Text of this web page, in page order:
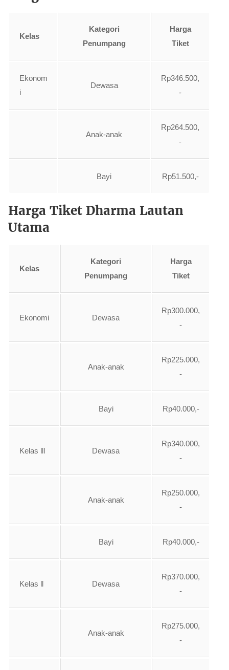
Kelas
Kategori
Penumpang
Harga
Tiket
Ekonom
i
Dewasa
Rp346.500,
-
Anak-anak
Rp264.500,
-
Bayi Rp51.500,-
Harga Tiket Dharma Lautan
Utama
Kelas
Kategori
Penumpang
Harga
Tiket
Ekonomi Dewasa
Rp300.000,
-
Anak-anak
Rp225.000,
-
Bayi Rp40.000,-
Kelas lll Dewasa
Rp340.000,
-
Anak-anak
Rp250.000,
-
Bayi Rp40.000,-
Kelas ll Dewasa
Rp370.000,
-
Anak-anak
Rp275.000,
-